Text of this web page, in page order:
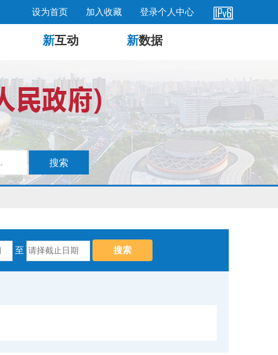
设为首页 加入收藏 登录个人中心
新互动 新数据
至